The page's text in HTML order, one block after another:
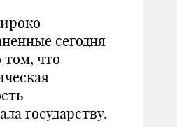
сегодня
том, что
государству.